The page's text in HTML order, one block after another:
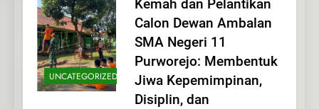
UNCATEGORIZED
Kemah dan Pelantikan
Calon Dewan Ambalan
SMA Negeri 11
Purworejo: Membentuk
Jiwa Kepemimpinan,
Disiplin, dan